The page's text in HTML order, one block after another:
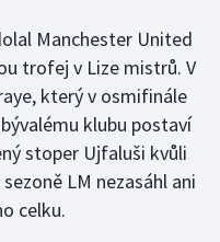
Manchester United
trofej v Lize mistrů. V
který v osmifinále
klubu postaví
stoper Ujfaluši kvůli
LM nezasáhl ani
celku.